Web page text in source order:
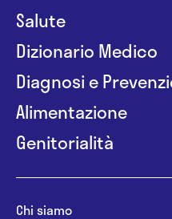
Salute
Dizionario Medico
Diagnosi e
Alimentazione
Genitorialità
Chi siamo